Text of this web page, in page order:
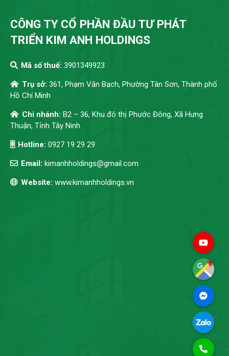
CÔNG TY CỔ PHẦN ĐẦU TƯ PHÁT
TRIỂN KIM ANH HOLDINGS
Mã số thuế: 3901349923
Trụ sở: 361, Phạm Văn Bạch, Phường Tân Sơn, Thành phố
Hồ Chí Minh
Chi nhánh: B2 – 36, Khu đô thị Phước Đông, Xã Hưng
Thuận, Tỉnh Tây Ninh
Hotline: 0927 19 29 29
Email: kimanhholdings@gmail.com
Website: www.kimanhholdings.vn